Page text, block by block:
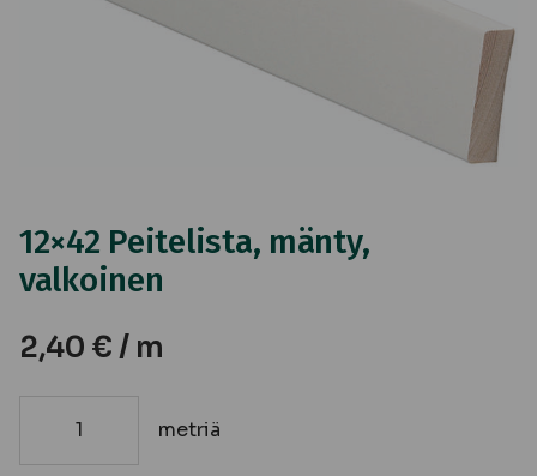
12×42 Peitelista, mänty,
valkoinen
2,40 € / m
metriä